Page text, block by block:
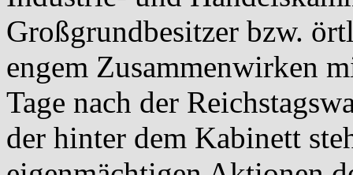
Großgrundbesitzer bzw.
engem Zusammenwirken
Tage nach der
der hinter dem Kabinett